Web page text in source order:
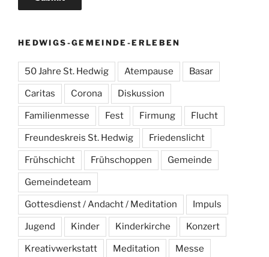
HEDWIGS-GEMEINDE-ERLEBEN
50 Jahre St. Hedwig Atempause Basar
Caritas Corona Diskussion
Familienmesse Fest Firmung Flucht
Freundeskreis St. Hedwig Friedenslicht
Frühschicht Frühschoppen Gemeinde
Gemeindeteam
Gottesdienst / Andacht / Meditation Impuls
Jugend Kinder Kinderkirche Konzert
Kreativwerkstatt Meditation Messe